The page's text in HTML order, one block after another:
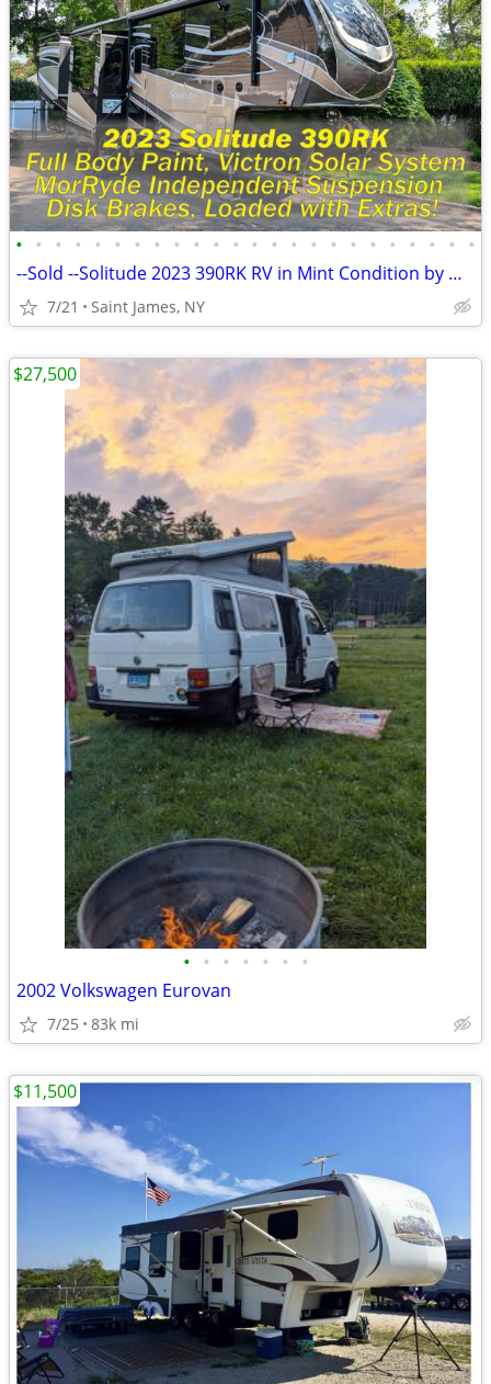
• • • • • • • • • • • • • • • • • • • • • • • •
--Sold --Solitude 2023 390RK RV in Mint Condition by Owner
7/21 Saint James, NY
• • • • • • •
2002 Volkswagen Eurovan
7/25 83k mi
$27,500
$11,500